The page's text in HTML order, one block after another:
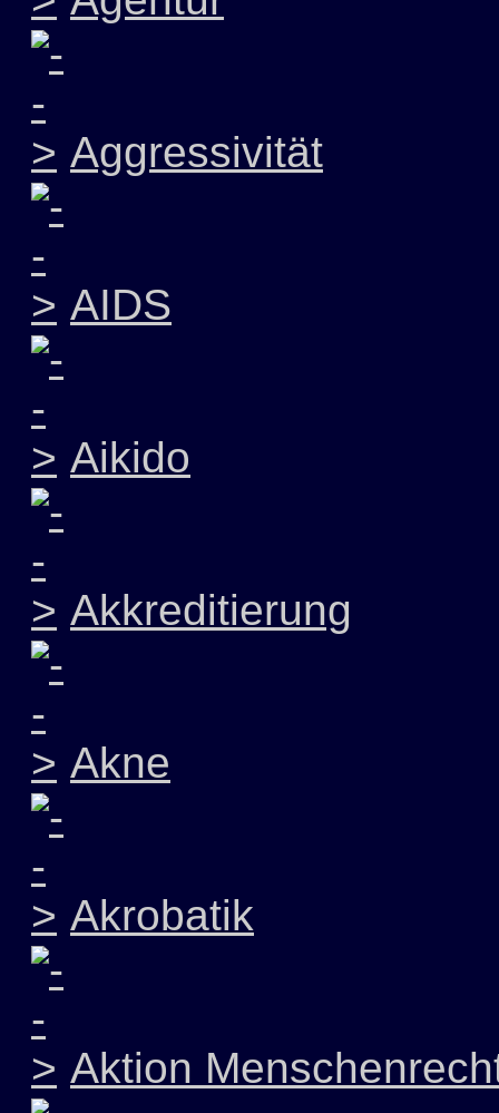
Aggressivität
AIDS
Aikido
Akkreditierung
Akne
Akrobatik
Aktion